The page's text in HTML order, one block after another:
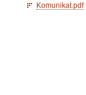
Komunikat.pdf